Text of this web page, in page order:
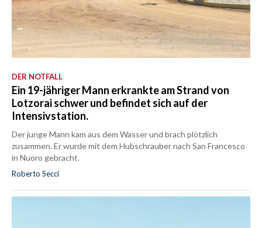
DER NOTFALL
Ein 19-jähriger Mann erkrankte am Strand von
Lotzorai schwer und befindet sich auf der
Intensivstation.
Der junge Mann kam aus dem Wasser und brach plötzlich
zusammen. Er wurde mit dem Hubschrauber nach San Francesco
in Nuoro gebracht.
Roberto Secci